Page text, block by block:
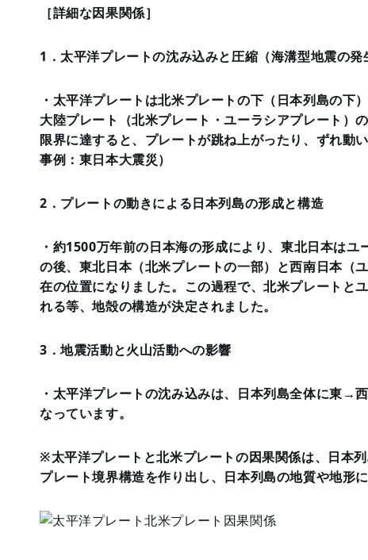
［詳細な因果関係］
1．太平洋プレートの沈み込みと圧縮（海溝型地震の発
・太平洋プレートは北米プレートの下（日本列島の下
大陸プレート（北米プレート・ユーラシアプレート）
限界に達すると、プレートが跳ね上がったり、ずれ動
事例：東日本大震災）
2．プレートの動きによる日本列島の形成と構造
・約1500万年前の日本海の形成により、東北日本は
の後、東北日本（北米プレートの一部）と西南日本（
在の位置になりました。この過程で、北米プレートと
れる等、地殻の構造が決定されました。
3．地震活動と火山活動への影響
・太平洋プレートの沈み込みは、日本列島全体に東→
なっています。
※太平洋プレートと北米プレートの因果関係は、日本
プレート境界構造を作り出し、日本列島の地質や地形